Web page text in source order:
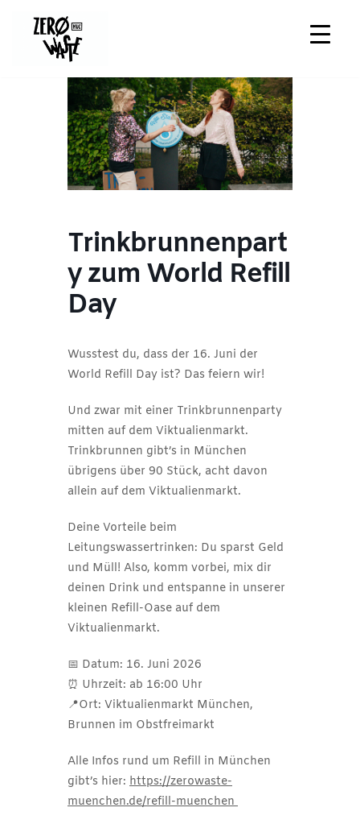
Trinkbrunnenpart
y zum World Refill
Day
Wusstest du, dass der 16. Juni der
World Refill Day ist? Das feiern wir!
Und zwar mit einer Trinkbrunnenparty
mitten auf dem Viktualienmarkt.
Trinkbrunnen gibt’s in München
übrigens über 90 Stück, acht davon
allein auf dem Viktualienmarkt.
Deine Vorteile beim
Leitungswassertrinken: Du sparst Geld
und Müll! Also, komm vorbei, mix dir
deinen Drink und entspanne in unserer
kleinen Refill-Oase auf dem
Viktualienmarkt.
📅 Datum: 16. Juni 2026
⏰ Uhrzeit: ab 16:00 Uhr
📍Ort: Viktualienmarkt München,
Brunnen im Obstfreimarkt
Alle Infos rund um Refill in München
gibt’s hier: https://zerowaste-
muenchen.de/refill-muenchen